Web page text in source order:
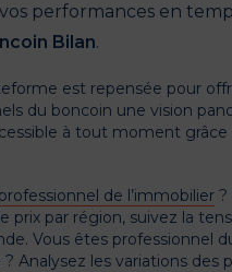
vos performances en
Bilan.
est repensée pour
du boncoin une vision
à tout moment
professionnel de l’immobilier ?
prix par région, suivez la
Vous êtes professionnel
Analysez les variations des